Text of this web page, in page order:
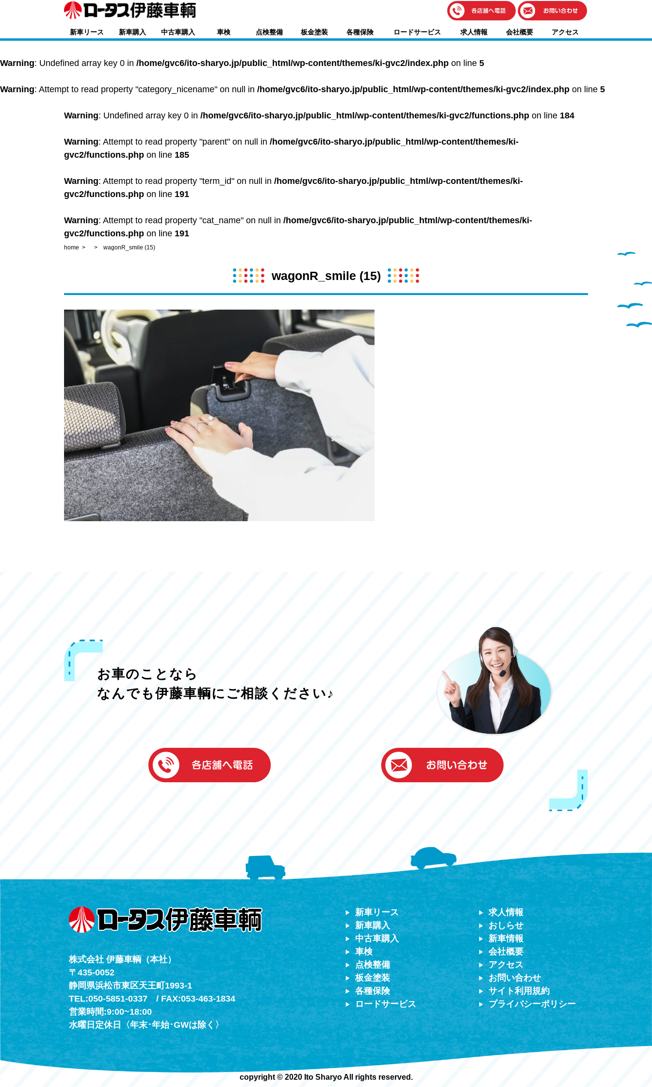
伊藤車輌（本社）
050-5851-0337
050-5851-0338
レスキューセンター
（年中無休24h対応）
新車リース 新車購入 中古車購入 車検 点検整備 板金塗装 各種保険 ロードサービス 求人情報 会社概要 アクセス
Warning: Undefined array key 0 in /home/gvc6/ito-sharyo.jp/public_html/wp-content/themes/ki-gvc2/index.php on line 5
Warning: Attempt to read property "category_nicename" on null in /home/gvc6/ito-sharyo.jp/public_html/wp-content/themes/ki-gvc2/index.php on line 5
Warning: Undefined array key 0 in /home/gvc6/ito-sharyo.jp/public_html/wp-content/themes/ki-gvc2/functions.php on line 184
Warning: Attempt to read property "parent" on null in /home/gvc6/ito-sharyo.jp/public_html/wp-content/themes/ki-
gvc2/functions.php on line 185
Warning: Attempt to read property "term_id" on null in /home/gvc6/ito-sharyo.jp/public_html/wp-content/themes/ki-
gvc2/functions.php on line 191
Warning: Attempt to read property "cat_name" on null in /home/gvc6/ito-sharyo.jp/public_html/wp-content/themes/ki-
gvc2/functions.php on line 191
home wagonR_smile (15)
wagonR_smile (15)
お車のことなら
なんでも伊藤車輌にご相談ください♪
伊藤車輌（本社）
050-5851-0337
株式会社 伊藤車輌（本社）
〒435-0052
静岡県浜松市東区天王町1993-1
TEL:050-5851-0337 / FAX:053-463-1834
営業時間:9:00~18:00
水曜日定休日〈年末･年始･GWは除く〉
新車リース
新車購入
中古車購入
車検
点検整備
板金塗装
各種保険
ロードサービス
求人情報
おしらせ
新車情報
会社概要
アクセス
お問い合わせ
サイト利用規約
プライバシーポリシー
copyright © 2020 Ito Sharyo All rights reserved.